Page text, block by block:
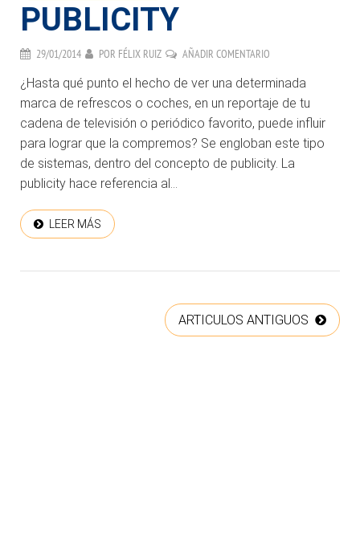
PUBLICITY
29/01/2014 POR FÉLIX RUIZ AÑADIR COMENTARIO
¿Hasta qué punto el hecho de ver una determinada
marca de refrescos o coches, en un reportaje de tu
cadena de televisión o periódico favorito, puede influir
para lograr que la compremos? Se engloban este tipo
de sistemas, dentro del concepto de publicity. La
publicity hace referencia al...
LEER MÁS
ARTICULOS ANTIGUOS